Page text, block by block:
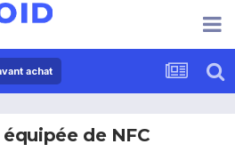
achat
de NFC